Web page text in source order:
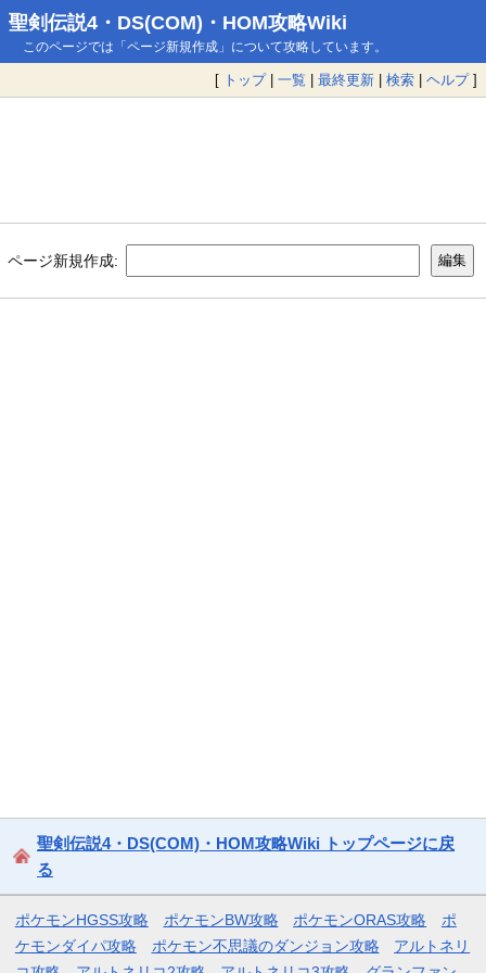
聖剣伝説4・DS(COM)・HOM攻略Wiki
このページでは「ページ新規作成」について攻略しています。
[ トップ| 一覧 | 最終更新 | 検索 | ヘルプ]
ページ新規作成:
聖剣伝説4・DS(COM)・HOM攻略Wiki トップページに戻
る
ポケモンHGSS攻略 ポケモンBW攻略 ポケモンORAS攻略
ポ
ケモンダイパ攻略
ポケモン不思議のダンジョン攻略
アルトネリ